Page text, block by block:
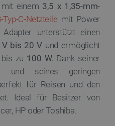
einem 3,5 x 1,35-mm-
Typ-C-Netzteile mit Power
Adapter unterstützt einen
V bis 20 V und ermöglicht
zu 100 W. Dank seiner
und seines geringen
für Reisen und den
Ideal für Besitzer von
HP oder Toshiba.